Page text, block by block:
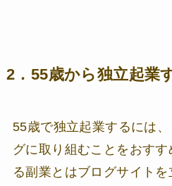
2．55歳から独立起業
55歳で独立起業するには
グに取り組むことをおす
る副業とはブログサイトを